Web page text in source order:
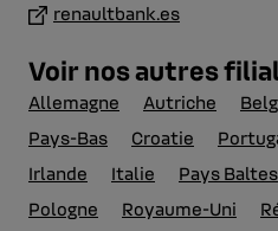
renaultbank.es
Voir nos autres
Allemagne Autriche
Pays-Bas
Croatie
Irlande
Italie Pays Baltes
Pologne
Royaume-Uni